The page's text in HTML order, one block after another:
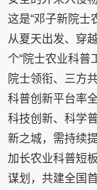
这是“邓子新院
从夏天出发、穿
个“院士农业科普
院士领衔、三方
科普创新平台率
科技创新、科学
新之城，需持续
加长农业科普短
谋划，共建全国